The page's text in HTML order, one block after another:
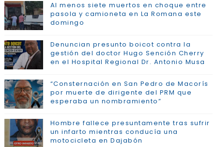
Al menos siete muertos en choque entre
pasola y camioneta en La Romana este
domingo
Denuncian presunto boicot contra la
gestión del doctor Hugo Sención Cherry
en el Hospital Regional Dr. Antonio Musa
“Consternación en San Pedro de Macorís
por muerte de dirigente del PRM que
esperaba un nombramiento”
Hombre fallece presuntamente tras sufrir
un infarto mientras conducía una
motocicleta en Dajabón